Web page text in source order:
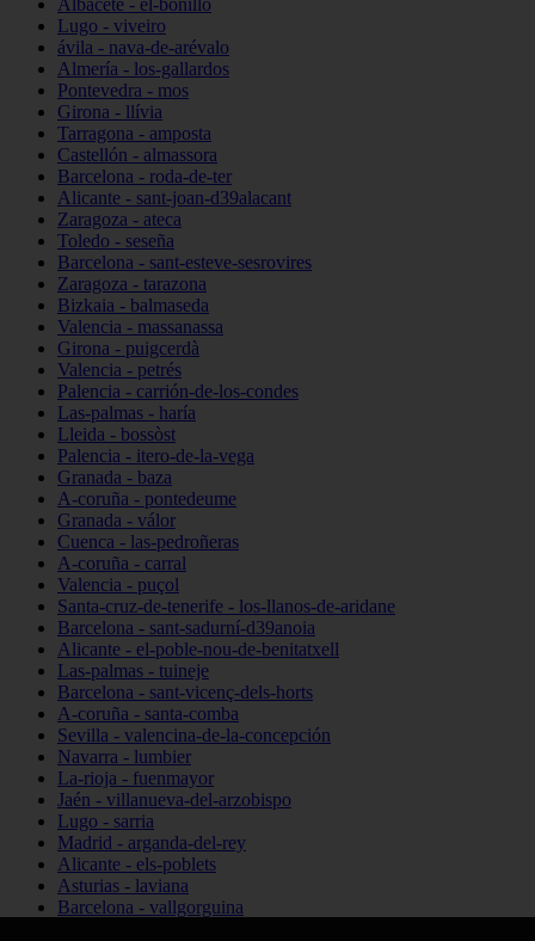
Albacete - el-bonillo
Lugo - viveiro
ávila - nava-de-arévalo
Almería - los-gallardos
Pontevedra - mos
Girona - llívia
Tarragona - amposta
Castellón - almassora
Barcelona - roda-de-ter
Alicante - sant-joan-d39alacant
Zaragoza - ateca
Toledo - seseña
Barcelona - sant-esteve-sesrovires
Zaragoza - tarazona
Bizkaia - balmaseda
Valencia - massanassa
Girona - puigcerdà
Valencia - petrés
Palencia - carrión-de-los-condes
Las-palmas - haría
Lleida - bossòst
Palencia - itero-de-la-vega
Granada - baza
A-coruña - pontedeume
Granada - válor
Cuenca - las-pedroñeras
A-coruña - carral
Valencia - puçol
Santa-cruz-de-tenerife - los-llanos-de-aridane
Barcelona - sant-sadurní-d39anoia
Alicante - el-poble-nou-de-benitatxell
Las-palmas - tuineje
Barcelona - sant-vicenç-dels-horts
A-coruña - santa-comba
Sevilla - valencina-de-la-concepción
Navarra - lumbier
La-rioja - fuenmayor
Jaén - villanueva-del-arzobispo
Lugo - sarria
Madrid - arganda-del-rey
Alicante - els-poblets
Asturias - laviana
Barcelona - vallgorguina